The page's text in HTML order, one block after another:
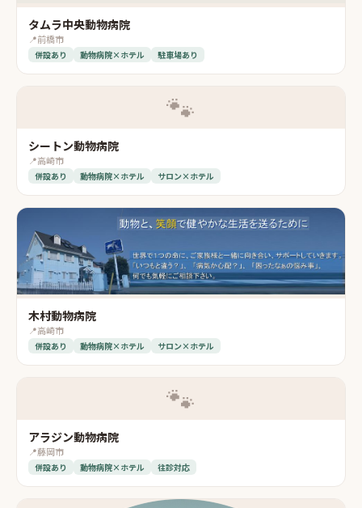
タムラ中央動物病院
📍前橋市
併設あり 動物病院×ホテル 駐車場あり
🐾
シートン動物病院
📍高崎市
併設あり 動物病院×ホテル サロン×ホテル
木村動物病院
📍高崎市
併設あり 動物病院×ホテル サロン×ホテル
🐾
アラジン動物病院
📍藤岡市
併設あり 動物病院×ホテル 往診対応